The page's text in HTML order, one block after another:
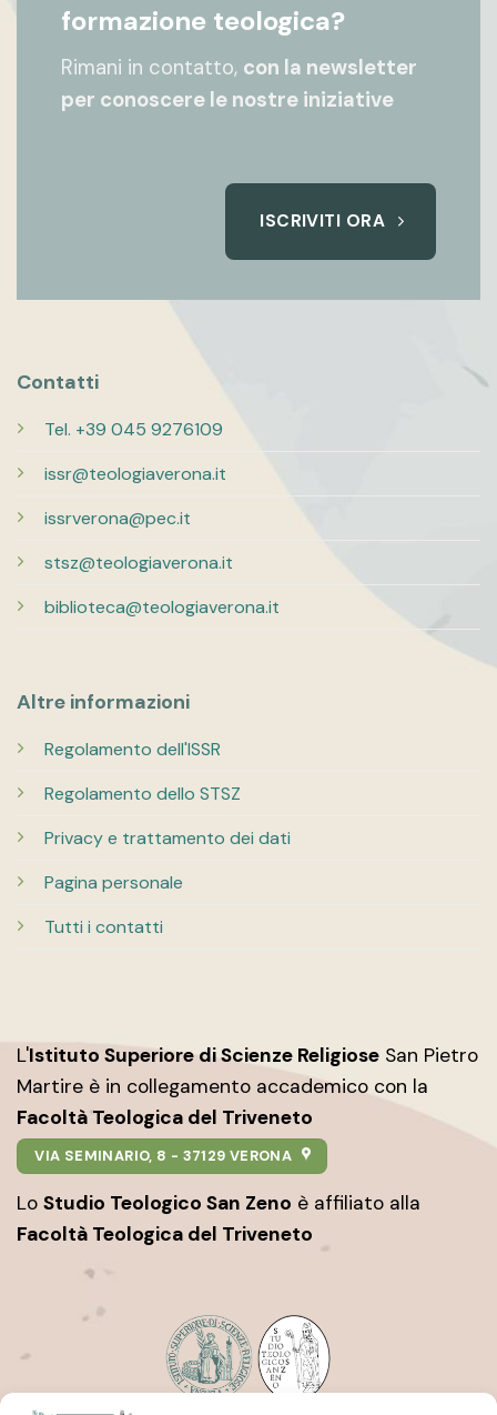
formazione teologica?
Rimani in contatto, con la newsletter
per conoscere le nostre iniziative
ISCRIVITI ORA
Contatti
Tel. +39 045 9276109
issr@teologiaverona.it
issrverona@pec.it
stsz@teologiaverona.it
biblioteca@teologiaverona.it
Altre informazioni
Regolamento dell'ISSR
Regolamento dello STSZ
Privacy e trattamento dei dati
Pagina personale
Tutti i contatti
L'Istituto Superiore di Scienze Religiose San Pietro
Martire è in collegamento accademico con la
Facoltà Teologica del Triveneto
VIA SEMINARIO, 8 - 37129 VERONA
Lo Studio Teologico San Zeno è affiliato alla
Facoltà Teologica del Triveneto